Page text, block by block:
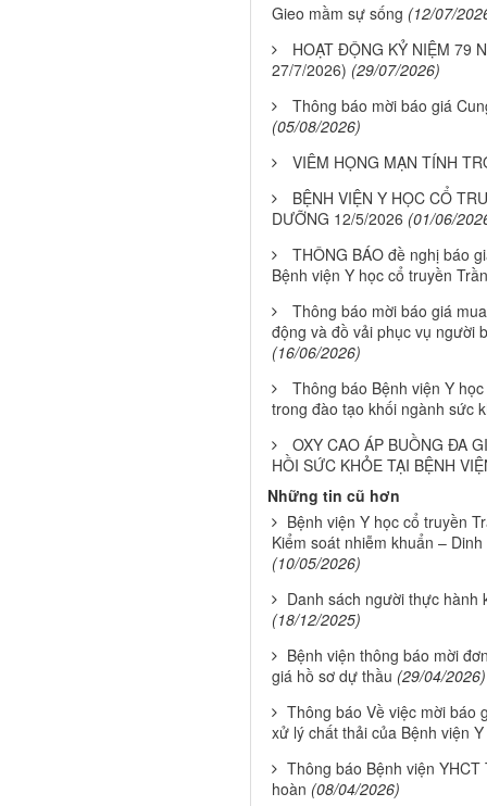
Gieo mầm sự sống (12/07/
HOẠT ĐỘNG KỶ NIỆM 79
27/7/2026) (29/07/2026)
Thông báo mời báo giá
(05/08/2026)
VIÊM HỌNG MẠN TÍNH
BỆNH VIỆN Y HỌC CỔ
DƯỠNG 12/5/2026 (01/06/
THÔNG BÁO đề nghị báo
Bệnh viện Y học cổ truyền
Thông báo mời báo giá
động và đồ vải phục vụ người
(16/06/2026)
Thông báo Bệnh viện Y
trong đào tạo khối ngành sức
OXY CAO ÁP BUỒNG ĐA
HỒI SỨC KHỎE TẠI BỆNH
Những tin cũ hơn
Bệnh viện Y học cổ truyền
Kiểm soát nhiễm khuẩn –
(10/05/2026)
Danh sách người thực hành
(18/12/2025)
Bệnh viện thông báo mời
giá hồ sơ dự thầu (29/04/2026)
Thông báo Về việc mời báo
xử lý chất thải của Bệnh viện
Thông báo Bệnh viện
hoàn (08/04/2026)